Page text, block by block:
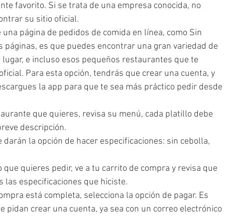
favorito. Si se trata de una empresa conocida, no
su sitio oficial.
página de pedidos de comida en línea, como Sin
páginas, es que puedes encontrar una gran variedad de
e incluso esos pequeños restaurantes que te
Para esta opción, tendrás que crear una cuenta, y
la app para que te sea más práctico pedir desde
que quieres, revisa su menú, cada platillo debe
descripción.
la opción de hacer especificaciones: sin cebolla,
que quieres pedir, ve a tu carrito de compra y revisa que
las especificaciones que hiciste.
está completa, selecciona la opción de pagar. Es
pidan crear una cuenta, ya sea con un correo electrónico